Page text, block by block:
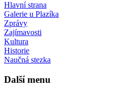
Hlavní strana
Galerie u Plazíka
Zprávy
Zajímavosti
Kultura
Historie
Naučná stezka
Další menu